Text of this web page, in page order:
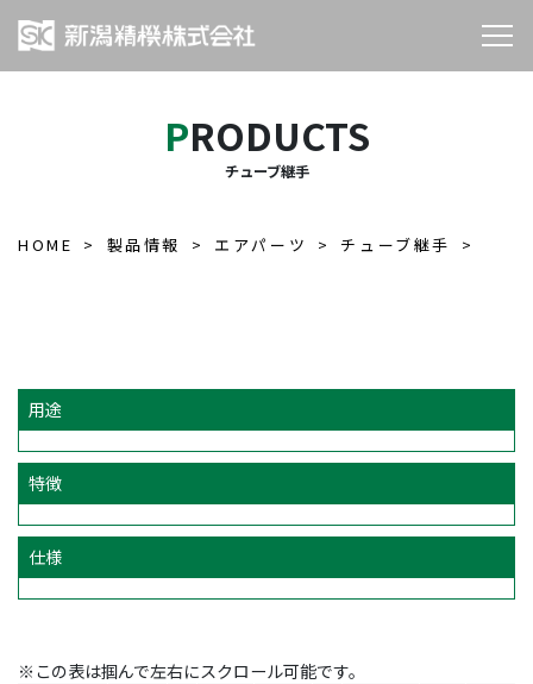
PRODUCTS
チューブ継手
HOME 製品情報 エアパーツ チューブ継手
用途
特徴
仕様
※この表は掴んで左右にスクロール可能です。